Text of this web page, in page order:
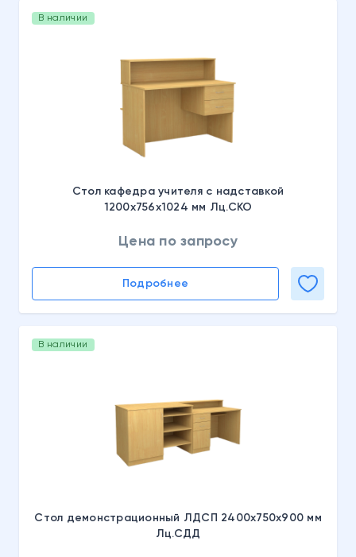
В наличии
Стол кафедра учителя с надставкой
1200х756х1024 мм Лц.СКО
Цена по запросу
Подробнее
В наличии
Стол демонстрационный ЛДСП 2400х750х900 мм
Лц.СДД